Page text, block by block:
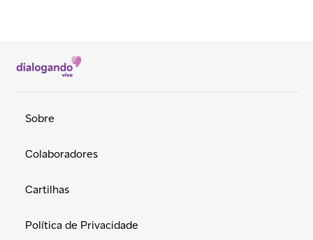
Sobre
Colaboradores
Cartilhas
Política de Privacidade